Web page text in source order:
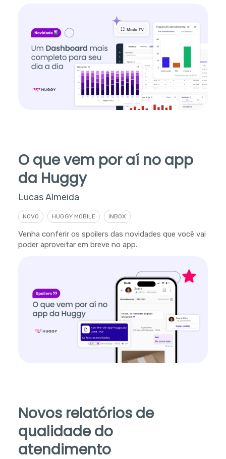
O que vem por aí no app
da Huggy
Lucas Almeida
NOVO HUGGY MOBILE INBOX
Venha conferir os spoilers das novidades que você vai
poder aproveitar em breve no app.
Novos relatórios de
qualidade do
atendimento